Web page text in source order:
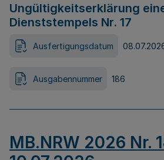
Ungültigkeitserklärung
Dienststempels Nr. 17
Ausfertigungsdatum
Ausgabennummer 186
MB.NRW 2026 Nr.